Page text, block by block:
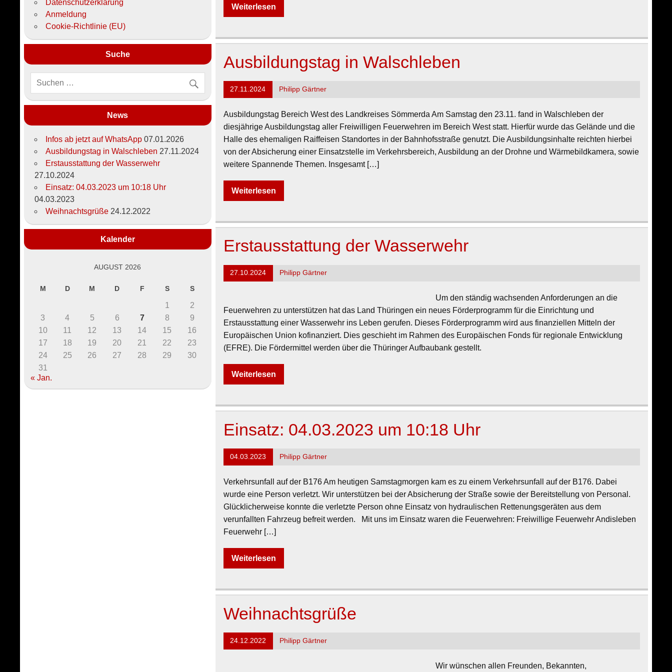
Weiterlesen
Ausbildungstag in Walschleben
27.11.2024 Philipp Gärtner
Ausbildungstag Bereich West des Landkreises Sömmerda Am Samstag den 23.11. fand in Walschleben der
diesjährige Ausbildungstag aller Freiwilligen Feuerwehren im Bereich West statt. Hierfür wurde das Gelände und die
Halle des ehemaligen Raiffeisen Standortes in der Bahnhofsstraße genutzt. Die Ausbildungsinhalte reichten hierbei
von der Absicherung einer Einsatzstelle im Verkehrsbereich, Ausbildung an der Drohne und Wärmebildkamera, sowie
weitere Spannende Themen. Insgesamt […]
Weiterlesen
Erstausstattung der Wasserwehr
27.10.2024 Philipp Gärtner
Um den ständig wachsenden Anforderungen an die
Feuerwehren zu unterstützen hat das Land Thüringen ein neues Förderprogramm für die Einrichtung und
Erstausstattung einer Wasserwehr ins Leben gerufen. Dieses Förderprogramm wird aus finanziellen Mitteln der
Europäischen Union kofinanziert. Dies geschieht im Rahmen des Europäischen Fonds für regionale Entwicklung
(EFRE). Die Fördermittel werden über die Thüringer Aufbaubank gestellt.
Weiterlesen
Einsatz: 04.03.2023 um 10:18 Uhr
04.03.2023 Philipp Gärtner
Verkehrsunfall auf der B176 Am heutigen Samstagmorgen kam es zu einem Verkehrsunfall auf der B176. Dabei
wurde eine Person verletzt. Wir unterstützen bei der Absicherung der Straße sowie der Bereitstellung von Personal.
Glücklicherweise konnte die verletzte Person ohne Einsatz von hydraulischen Rettenungsgeräten aus dem
verunfallten Fahrzeug befreit werden. Mit uns im Einsatz waren die Feuerwehren: Freiwillige Feuerwehr Andisleben
Feuerwehr […]
Weiterlesen
Weihnachtsgrüße
24.12.2022 Philipp Gärtner
Wir wünschen allen Freunden, Bekannten,
Datenschutzerklärung
Anmeldung
Cookie-Richtlinie (EU)
Suche
News
Infos ab jetzt auf WhatsApp 07.01.2026
Ausbildungstag in Walschleben 27.11.2024
Erstausstattung der Wasserwehr
27.10.2024
Einsatz: 04.03.2023 um 10:18 Uhr
04.03.2023
Weihnachtsgrüße 24.12.2022
Kalender
AUGUST 2026
M D M D F S S
1
2
3
4 5 6 7 8
9
10
11 12 13 14 15
16
17
18 19 20 21 22
23
24
25 26 27 28 29
30
31
« Jan.